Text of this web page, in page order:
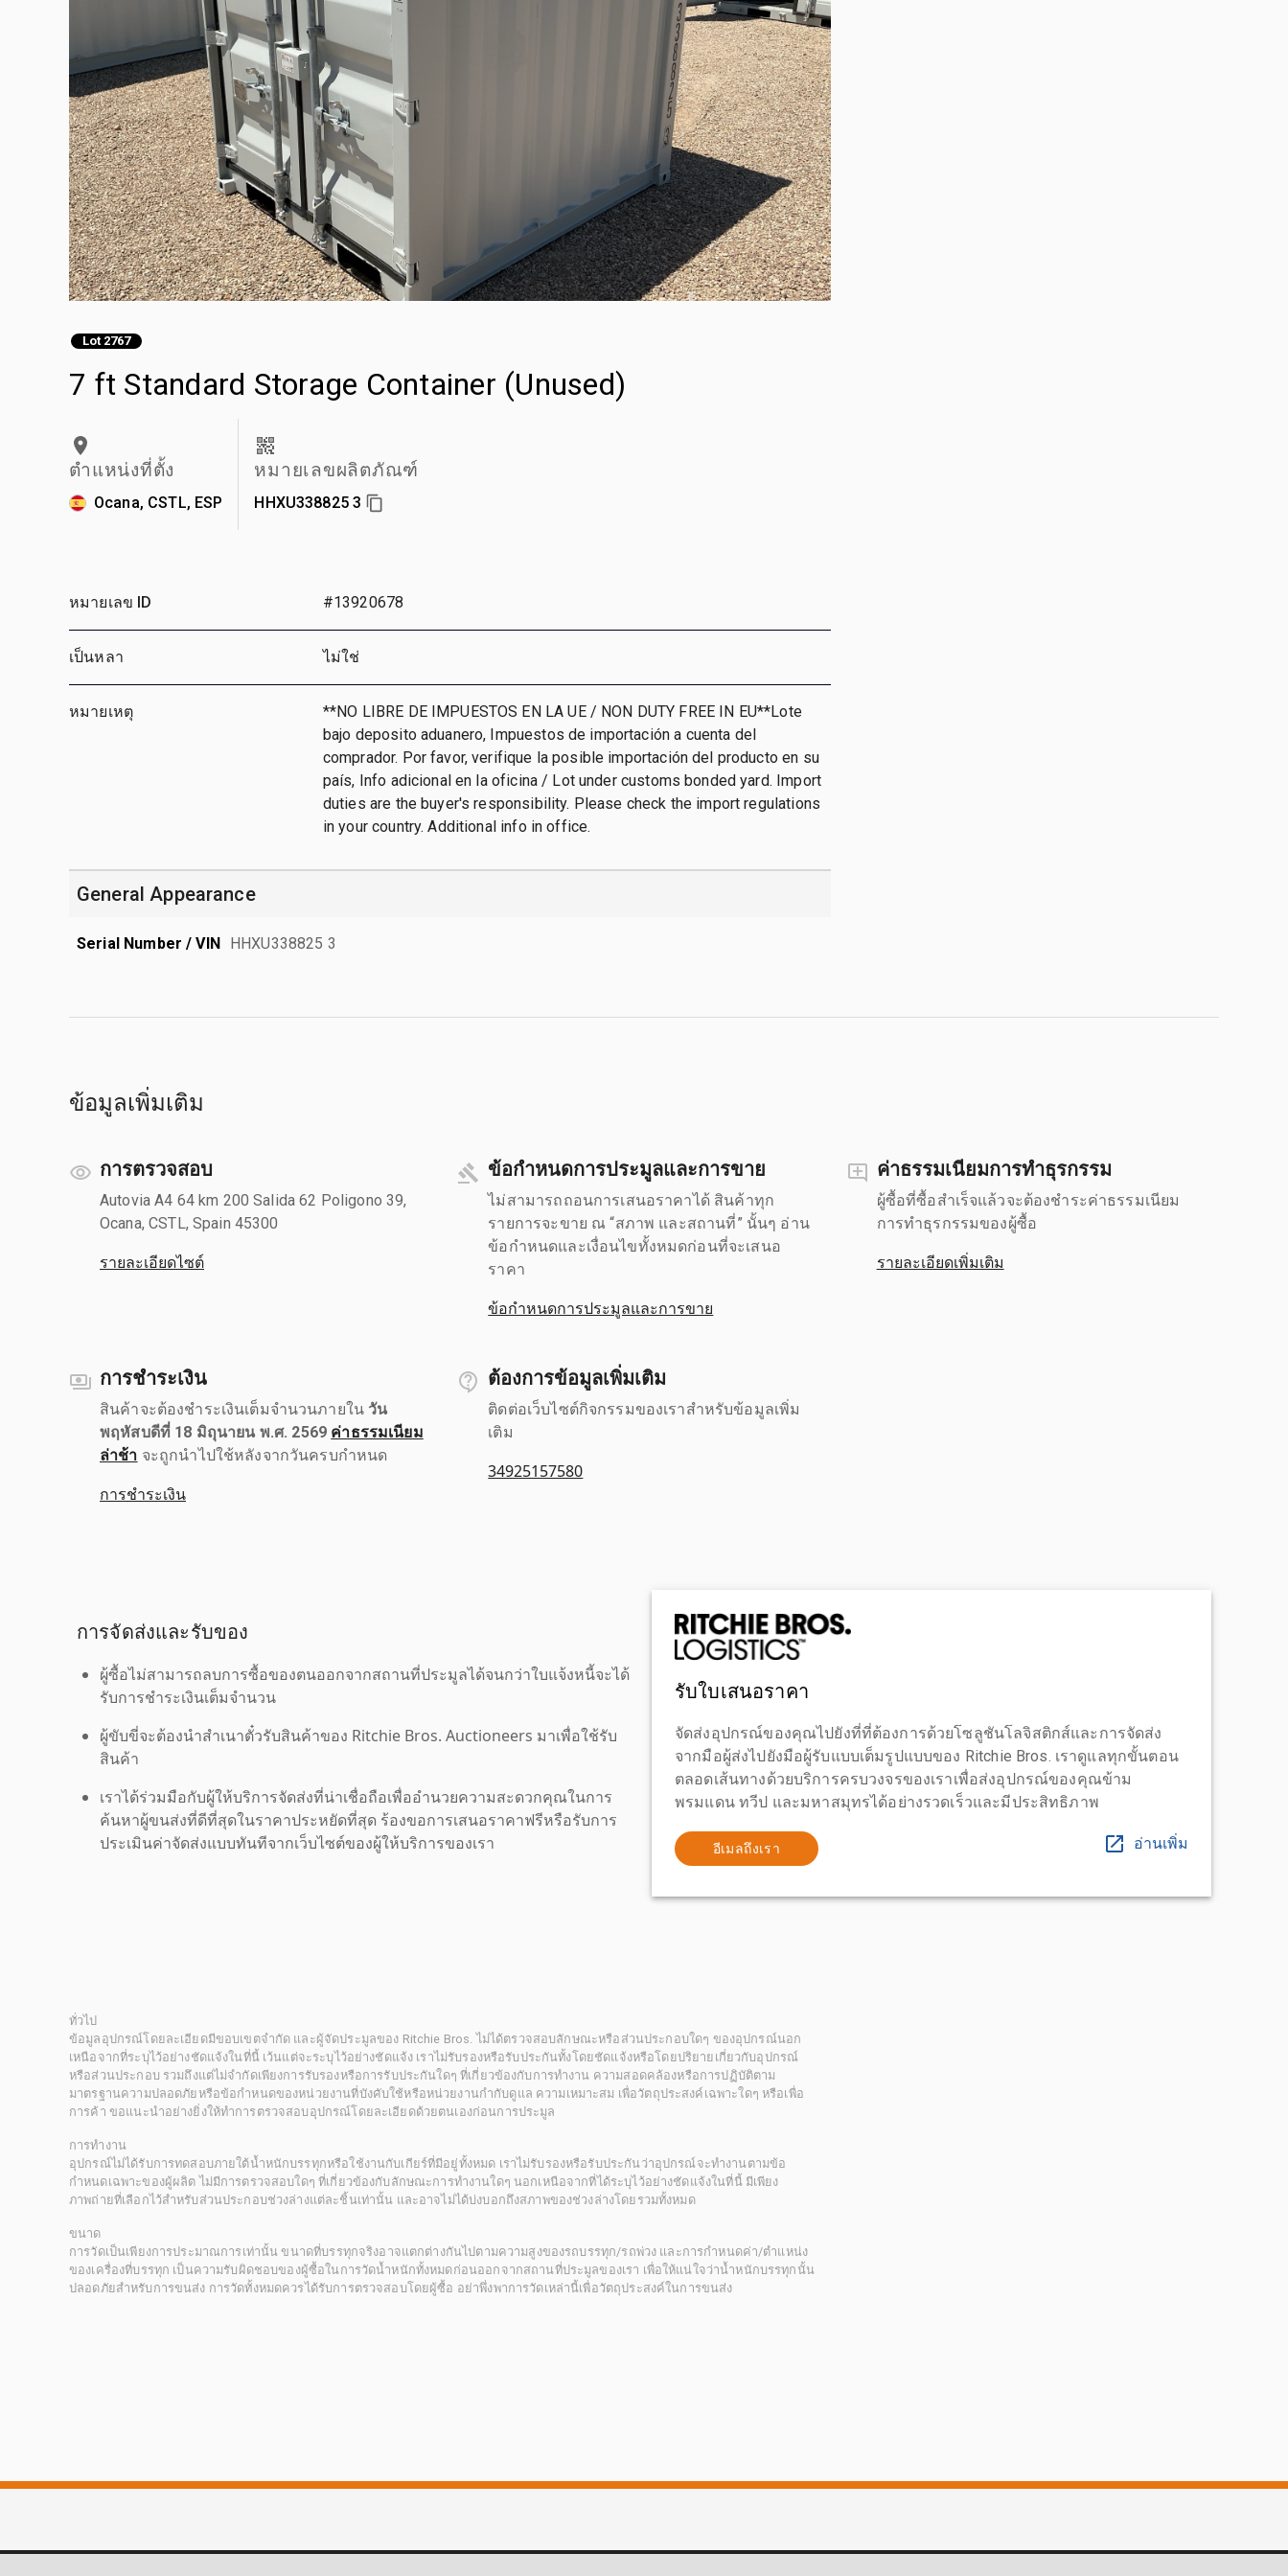
Lot 2767
7 ft Standard Storage Container (Unused)
ตำแหน่งที่ตั้ง
Ocana, CSTL, ESP
หมายเลขผลิตภัณฑ์
HHXU338825 3
หมายเลข ID #13920678
เป็นหลา ไม่ใช่
หมายเหตุ
**NO LIBRE DE IMPUESTOS EN LA UE / NON DUTY FREE IN EU**Lote
bajo deposito aduanero, Impuestos de importación a cuenta del
comprador. Por favor, verifique la posible importación del producto en su
país, Info adicional en la oficina / Lot under customs bonded yard. Import
duties are the buyer's responsibility. Please check the import regulations
in your country. Additional info in office.
General Appearance
Serial Number / VIN HHXU338825 3
ข้อมูลเพิ่มเติม
การตรวจสอบ
Autovia A4 64 km 200 Salida 62 Poligono 39,
Ocana, CSTL, Spain 45300
รายละเอียดไซต์
ข้อกำหนดการประมูลและการขาย
ไม่สามารถถอนการเสนอราคาได้ สินค้าทุก
รายการจะขาย ณ “สภาพ และสถานที่” นั้นๆ อ่าน
ข้อกำหนดและเงื่อนไขทั้งหมดก่อนที่จะเสนอ
ราคา
ข้อกำหนดการประมูลและการขาย
ค่าธรรมเนียมการทำธุรกรรม
ผู้ซื้อที่ซื้อสำเร็จแล้วจะต้องชำระค่าธรรมเนียม
การทำธุรกรรมของผู้ซื้อ
รายละเอียดเพิ่มเติม
การชำระเงิน
สินค้าจะต้องชำระเงินเต็มจำนวนภายใน วัน
พฤหัสบดีที่ 18 มิถุนายน พ.ศ. 2569 ค่าธรรมเนียม
ล่าช้า จะถูกนำไปใช้หลังจากวันครบกำหนด
การชำระเงิน
ต้องการข้อมูลเพิ่มเติม
ติดต่อเว็บไซต์กิจกรรมของเราสำหรับข้อมูลเพิ่ม
เติม
34925157580
การจัดส่งและรับของ
ผู้ซื้อไม่สามารถลบการซื้อของตนออกจากสถานที่ประมูลได้จนกว่าใบแจ้งหนี้จะได้
รับการชำระเงินเต็มจำนวน
ผู้ขับขี่จะต้องนำสำเนาตั๋วรับสินค้าของ Ritchie Bros. Auctioneers มาเพื่อใช้รับ
สินค้า
เราได้ร่วมมือกับผู้ให้บริการจัดส่งที่น่าเชื่อถือเพื่ออำนวยความสะดวกคุณในการ
ค้นหาผู้ขนส่งที่ดีที่สุดในราคาประหยัดที่สุด ร้องขอการเสนอราคาฟรีหรือรับการ
ประเมินค่าจัดส่งแบบทันทีจากเว็บไซต์ของผู้ให้บริการของเรา
รับใบเสนอราคา
จัดส่งอุปกรณ์ของคุณไปยังที่ที่ต้องการด้วยโซลูชันโลจิสติกส์และการจัดส่ง
จากมือผู้ส่งไปยังมือผู้รับแบบเต็มรูปแบบของ Ritchie Bros. เราดูแลทุกขั้นตอน
ตลอดเส้นทางด้วยบริการครบวงจรของเราเพื่อส่งอุปกรณ์ของคุณข้าม
พรมแดน ทวีป และมหาสมุทรได้อย่างรวดเร็วและมีประสิทธิภาพ
อีเมลถึงเรา อ่านเพิ่ม
ทั่วไป
ข้อมูลอุปกรณ์โดยละเอียดมีขอบเขตจำกัด และผู้จัดประมูลของ Ritchie Bros. ไม่ได้ตรวจสอบลักษณะหรือส่วนประกอบใดๆ ของอุปกรณ์นอก
เหนือจากที่ระบุไว้อย่างชัดแจ้งในที่นี้ เว้นแต่จะระบุไว้อย่างชัดแจ้ง เราไม่รับรองหรือรับประกันทั้งโดยชัดแจ้งหรือโดยปริยายเกี่ยวกับอุปกรณ์
หรือส่วนประกอบ รวมถึงแต่ไม่จำกัดเพียงการรับรองหรือการรับประกันใดๆ ที่เกี่ยวข้องกับการทำงาน ความสอดคล้องหรือการปฏิบัติตาม
มาตรฐานความปลอดภัยหรือข้อกำหนดของหน่วยงานที่บังคับใช้หรือหน่วยงานกำกับดูแล ความเหมาะสม เพื่อวัตถุประสงค์เฉพาะใดๆ หรือเพื่อ
การค้า ขอแนะนำอย่างยิ่งให้ทำการตรวจสอบอุปกรณ์โดยละเอียดด้วยตนเองก่อนการประมูล
การทำงาน
อุปกรณ์ไม่ได้รับการทดสอบภายใต้น้ำหนักบรรทุกหรือใช้งานกับเกียร์ที่มีอยู่ทั้งหมด เราไม่รับรองหรือรับประกันว่าอุปกรณ์จะทำงานตามข้อ
กำหนดเฉพาะของผู้ผลิต ไม่มีการตรวจสอบใดๆ ที่เกี่ยวข้องกับลักษณะการทำงานใดๆ นอกเหนือจากที่ได้ระบุไว้อย่างชัดแจ้งในที่นี้ มีเพียง
ภาพถ่ายที่เลือกไว้สำหรับส่วนประกอบช่วงล่างแต่ละชิ้นเท่านั้น และอาจไม่ได้บ่งบอกถึงสภาพของช่วงล่างโดยรวมทั้งหมด
ขนาด
การวัดเป็นเพียงการประมาณการเท่านั้น ขนาดที่บรรทุกจริงอาจแตกต่างกันไปตามความสูงของรถบรรทุก/รถพ่วง และการกำหนดค่า/ตำแหน่ง
ของเครื่องที่บรรทุก เป็นความรับผิดชอบของผู้ซื้อในการวัดน้ำหนักทั้งหมดก่อนออกจากสถานที่ประมูลของเรา เพื่อให้แน่ใจว่าน้ำหนักบรรทุกนั้น
ปลอดภัยสำหรับการขนส่ง การวัดทั้งหมดควรได้รับการตรวจสอบโดยผู้ซื้อ อย่าพึ่งพาการวัดเหล่านี้เพื่อวัตถุประสงค์ในการขนส่ง